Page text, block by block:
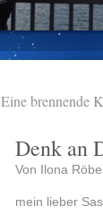
Eine brennende
Denk an
Von Ilona
mein lieber